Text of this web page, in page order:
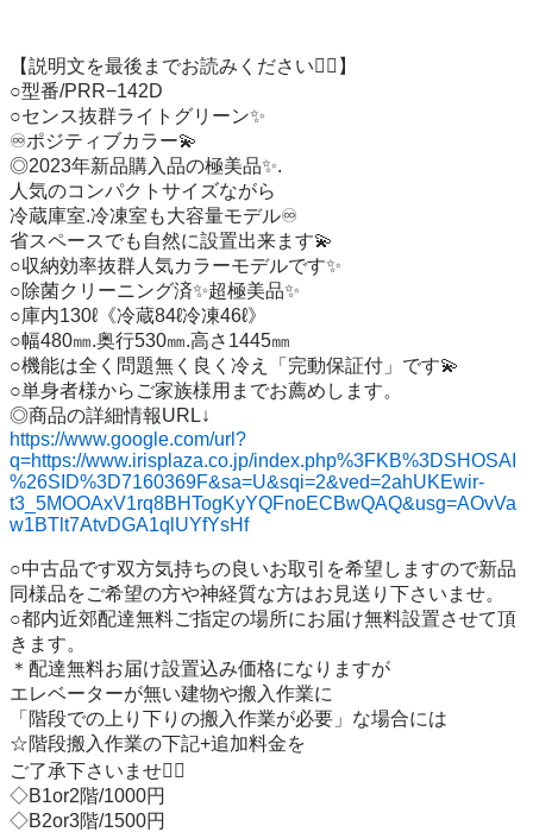
【説明文を最後までお読みください🙇‍♂️】
○型番/PRR−142D
○センス抜群ライトグリーン✨
♾️ポジティブカラー💫
◎2023年新品購入品の極美品✨.
人気のコンパクトサイズながら
冷蔵庫室.冷凍室も大容量モデル♾️
省スペースでも自然に設置出来ます💫
○収納効率抜群人気カラーモデルです✨
○除菌クリーニング済✨超極美品✨
○庫内130ℓ《冷蔵84ℓ冷凍46ℓ》
○幅480㎜.奥行530㎜.高さ1445㎜
○機能は全く問題無く良く冷え「完動保証付」です💫
○単身者様からご家族様用までお薦めします。
https://www.google.com/url?
q=https://www.irisplaza.co.jp/index.php%3FKB%3DSHOSAI
%26SID%3D7160369F&sa=U&sqi=2&ved=2ahUKEwir-
t3_5MOOAxV1rq8BHTogKyYQFnoECBwQAQ&usg=AOvVa
w1BTlt7AtvDGA1qlUYfYsHf
○中古品です双方気持ちの良いお取引を希望しますので新品
同様品をご希望の方や神経質な方はお見送り下さいませ。
○都内近郊配達無料ご指定の場所にお届け無料設置させて頂
きます。
＊配達無料お届け設置込み価格になりますが
エレベーターが無い建物や搬入作業に
「階段での上り下りの搬入作業が必要」な場合には
☆階段搬入作業の下記+追加料金を
ご了承下さいませ🙇‍♂️
◇B1or2階/1000円
◇B2or3階/1500円